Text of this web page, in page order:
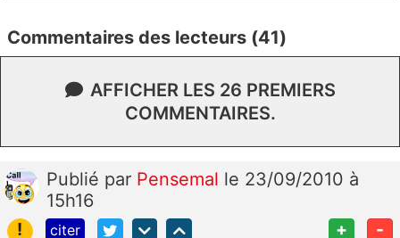
Commentaires des lecteurs (41)
AFFICHER LES 26 PREMIERS
COMMENTAIRES.
Publié par Pensemal le 23/09/2010 à
15h16
!
citer + -